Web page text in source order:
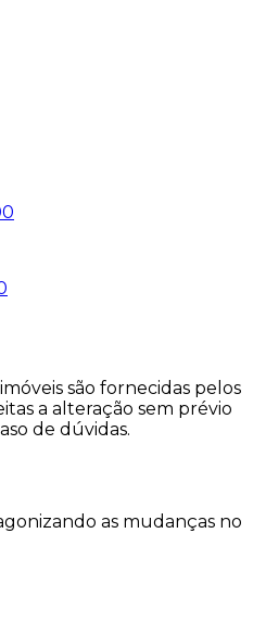
são fornecidas pelos
a alteração sem prévio
de dúvidas.
as mudanças no